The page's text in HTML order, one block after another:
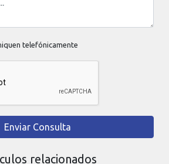
telefónicamente
Enviar Consulta
relacionados